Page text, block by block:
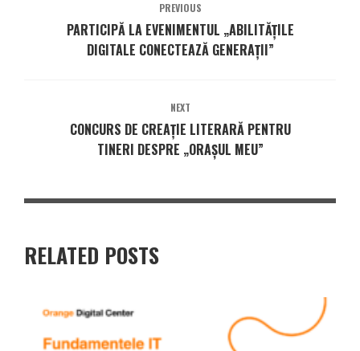
PREVIOUS
PARTICIPĂ LA EVENIMENTUL „ABILITĂȚILE
DIGITALE CONECTEAZĂ GENERAȚII”
NEXT
CONCURS DE CREAȚIE LITERARĂ PENTRU
TINERI DESPRE „ORAȘUL MEU”
RELATED POSTS